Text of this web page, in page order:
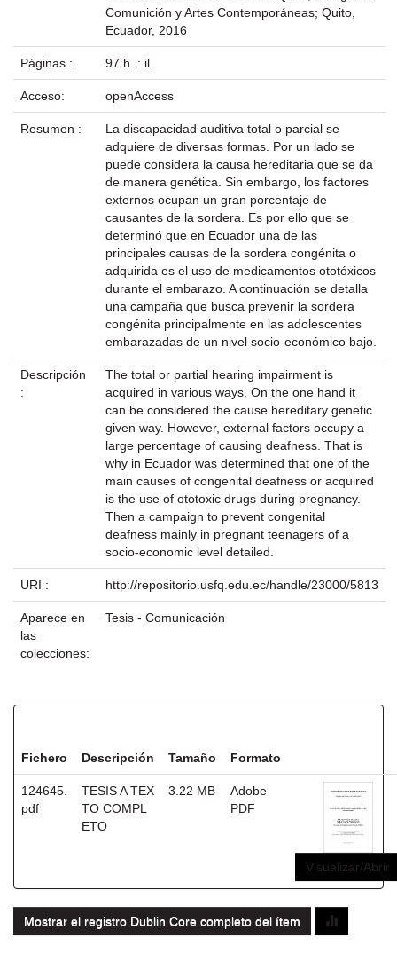
Comunición y Artes Contemporáneas; Quito,
Ecuador, 2016
Páginas : 97 h. : il.
Acceso: openAccess
Resumen :
La discapacidad auditiva total o parcial se
adquiere de diversas formas. Por un lado se
puede considera la causa hereditaria que se da
de manera genética. Sin embargo, los factores
externos ocupan un gran porcentaje de
causantes de la sordera. Es por ello que se
determinó que en Ecuador una de las
principales causas de la sordera congénita o
adquirida es el uso de medicamentos ototóxicos
durante el embarazo. A continuación se detalla
una campaña que busca prevenir la sordera
congénita principalmente en las adolescentes
embarazadas de un nivel socio-económico bajo.
Descripción
:
The total or partial hearing impairment is
acquired in various ways. On the one hand it
can be considered the cause hereditary genetic
given way. However, external factors occupy a
large percentage of causing deafness. That is
why in Ecuador was determined that one of the
main causes of congenital deafness or acquired
is the use of ototoxic drugs during pregnancy.
Then a campaign to prevent congenital
deafness mainly in pregnant teenagers of a
socio-economic level detailed.
URI : http://repositorio.usfq.edu.ec/handle/23000/5813
Aparece en
las
colecciones:
Tesis - Comunicación
Fichero Descripción Tamaño Formato
124645.
pdf
TESIS A TEX
TO COMPL
ETO
3.22 MB
Adobe
PDF
Visualizar/Abrir
Mostrar el registro Dublin Core completo del ítem